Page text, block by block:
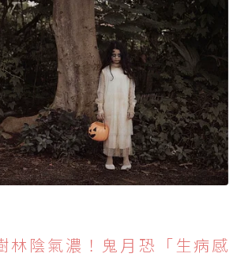
林陰氣濃！鬼月恐「生病感